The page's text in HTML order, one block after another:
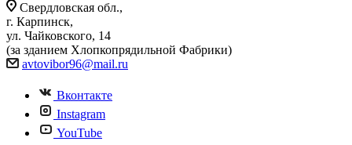
Свердловская обл.,
г. Карпинск,
ул. Чайковского, 14
(за зданием Хлопкопрядильной Фабрики)
avtovibor96@mail.ru
Вконтакте
Instagram
YouTube